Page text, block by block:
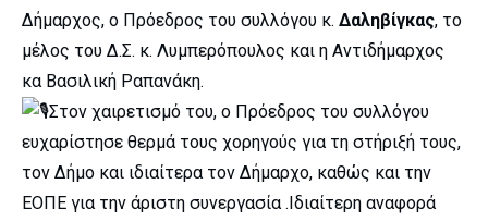
Δήμαρχος, ο Πρόεδρος του συλλόγου κ. Δαληβίγκας, το
μέλος του Δ.Σ. κ. Λυμπερόπουλος και η Αντιδήμαρχος
κα Βασιλική Ραπανάκη.
Στον χαιρετισμό του, ο Πρόεδρος του συλλόγου
ευχαρίστησε θερμά τους χορηγούς για τη στήριξή τους,
τον Δήμο και ιδιαίτερα τον Δήμαρχο, καθώς και την
ΕΟΠΕ για την άριστη συνεργασία .Ιδιαίτερη αναφορά